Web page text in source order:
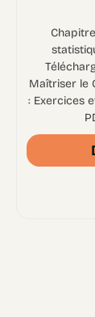
Maîtriser le
: Exercices